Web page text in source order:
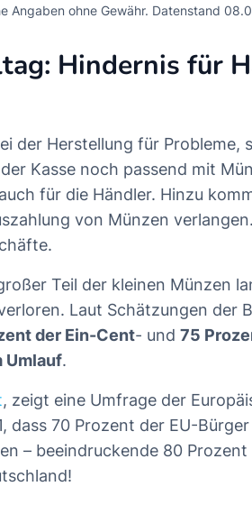
Angaben ohne Gewähr. Datenstand
Hindernis für
der Herstellung für Probleme,
Kasse noch passend mit
für die Händler. Hinzu
von Münzen
Teil der kleinen Münzen
Laut Schätzungen der
der Ein-Cent- und 75
Umlauf.
, zeigt eine Umfrage der
dass 70 Prozent der EU-
– beeindruckende 80 Prozent